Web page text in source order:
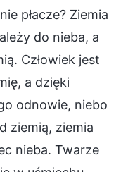
płacze? Ziemia
do nieba, a
Człowiek jest
a dzięki
odnowie, niebo
ziemią, ziemia
nieba. Twarze